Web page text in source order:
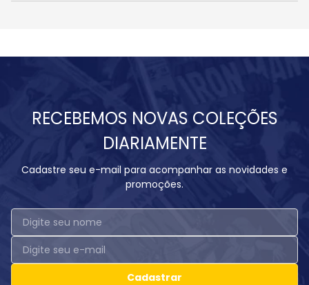
RECEBEMOS NOVAS COLEÇÕES
DIARIAMENTE
Cadastre seu e-mail para acompanhar as novidades e
promoções.
Cadastrar